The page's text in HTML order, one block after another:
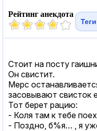
Рейтинг анекдота
Стоит на посту
Он свистит.
Мерс
засовывают свисток
Тот берет рацию:
- Коля там к тебе
- Поздно, б%я… , я